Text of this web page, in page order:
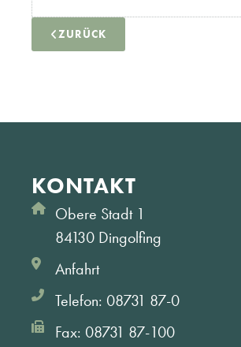
ZURÜCK
KONTAKT
Obere Stadt 1
84130 Dingolfing
Anfahrt
Telefon: 08731 87-0
Fax: 08731 87-100